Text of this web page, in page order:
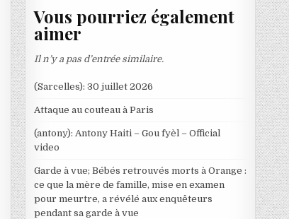
Vous pourriez également
aimer
Il n’y a pas d’entrée similaire.
(Sarcelles): 30 juillet 2026
Attaque au couteau à Paris
(antony): Antony Haiti – Gou fyèl – Official
video
Garde à vue; Bébés retrouvés morts à Orange :
ce que la mère de famille, mise en examen
pour meurtre, a révélé aux enquêteurs
pendant sa garde à vue